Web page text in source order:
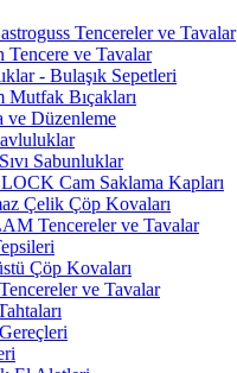
Tencereler ve Tavalar
Tencere ve Tavalar
- Bulaşık Sepetleri
Mutfak Bıçakları
ve Düzenleme
Sabunluklar
Cam Saklama Kapları
Çelik Çöp Kovaları
Tencereler ve Tavalar
Çöp Kovaları
ve Tavalar